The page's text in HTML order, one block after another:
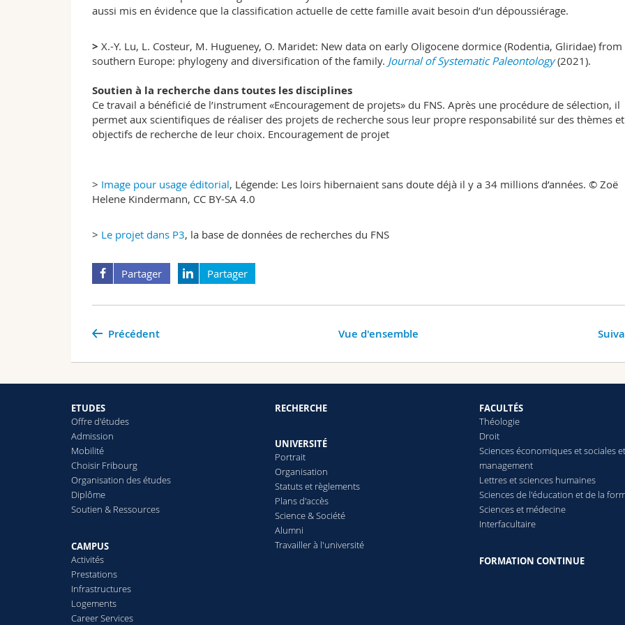
aussi mis en évidence que la classification actuelle de cette famille avait besoin d’un dépoussiérage.
> X.-Y. Lu, L. Costeur, M. Hugueney, O. Maridet: New data on early Oligocene dormice (Rodentia, Gliridae) from
southern Europe: phylogeny and diversification of the family. Journal of Systematic Paleontology(2021).
Soutien à la recherche dans toutes les disciplines
Ce travail a bénéficié de l’instrument «Encouragement de projets» du FNS. Après une procédure de sélection, il
permet aux scientifiques de réaliser des projets de recherche sous leur propre responsabilité sur des thèmes
objectifs de recherche de leur choix. Encouragement de projet
> Image pour usage éditorial, Légende: Les loirs hibernaient sans doute déjà il y a 34 millions d’années. © Zoë
Helene Kindermann, CC BY-SA 4.0
> Le projet dans P3, la base de données de recherches du FNS
Partager Partager
Précédent Vue d'ensemble
ETUDES
Offre d'études
Admission
Mobilité
Choisir Fribourg
Organisation des études
Diplôme
Soutien & Ressources
CAMPUS
Activités
Prestations
Infrastructures
Logements
Career Services
RECHERCHE
UNIVERSITÉ
Portrait
Organisation
Statuts et règlements
Plans d'accès
Science & Société
Alumni
Travailler à l'université
FACULTÉS
Théologie
Droit
Sciences économiques et sociales et
management
Lettreset sciences humaines
Sciences de l'éducation et de la
Sciences et médecine
Interfacultaire
FORMATION CONTINUE